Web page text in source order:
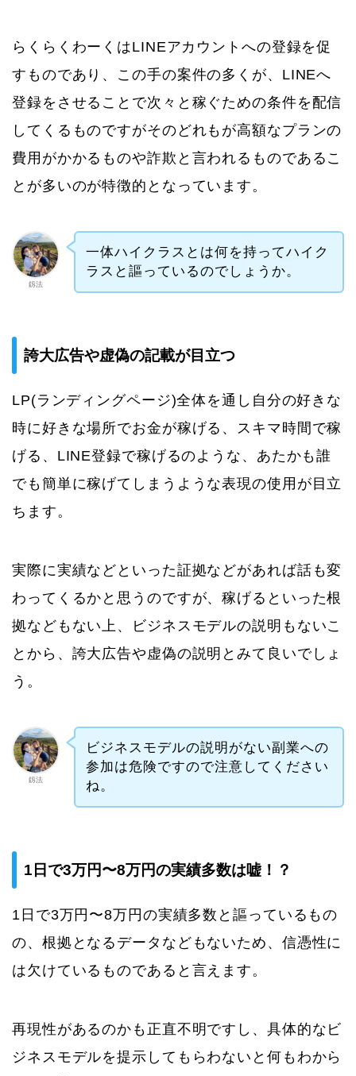
らくらくわーくはLINEアカウントへの登録を促
すものであり、この手の案件の多くが、LINEへ
登録をさせることで次々と稼ぐための条件を配信
してくるものですがそのどれもが高額なプランの
費用がかかるものや詐欺と言われるものであるこ
とが多いのが特徴的となっています。
釼法
一体ハイクラスとは何を持ってハイク
ラスと謳っているのでしょうか。
誇大広告や虚偽の記載が目立つ
LP(ランディングページ)全体を通し自分の好きな
時に好きな場所でお金が稼げる、スキマ時間で稼
げる、LINE登録で稼げるのような、あたかも誰
でも簡単に稼げてしまうような表現の使用が目立
ちます。
実際に実績などといった証拠などがあれば話も変
わってくるかと思うのですが、稼げるといった根
拠などもない上、ビジネスモデルの説明もないこ
とから、誇大広告や虚偽の説明とみて良いでしょ
う。
釼法
ビジネスモデルの説明がない副業への
参加は危険ですので注意してください
ね。
1日で3万円〜8万円の実績多数は嘘！？
1日で3万円〜8万円の実績多数と謳っているもの
の、根拠となるデータなどもないため、信憑性に
は欠けているものであると言えます。
再現性があるのかも正直不明ですし、具体的なビ
ジネスモデルを提示してもらわないと何もわから